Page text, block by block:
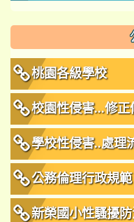
桃園各級學校
校園性侵害...修正
學校性侵害..處理
公務倫理行政規範
新榮國小性騷擾